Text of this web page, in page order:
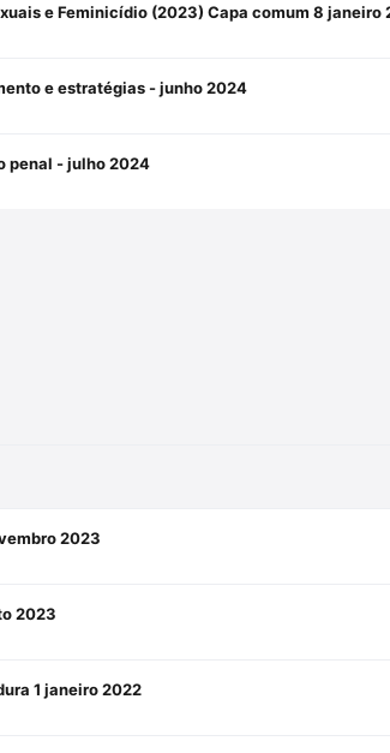
e estratégias - junho 2024
penal - julho 2024
2023
2023
1 janeiro 2022